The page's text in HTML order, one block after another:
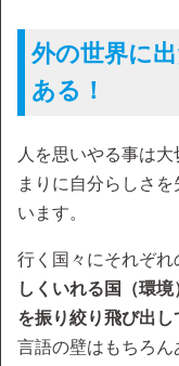
外の世界に
ある！
人を思いやる事は
まりに自分らしさ
います。
行く国々にそれぞれ
しくいれる国（環
を振り絞り飛び出し
言語の壁はもちろん